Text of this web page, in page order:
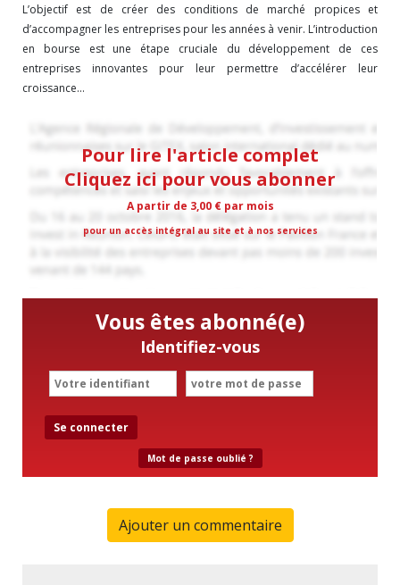
L’objectif est de créer des conditions de marché propices et
d’accompagner les entreprises pour les années à venir. L’introduction
en bourse est une étape cruciale du développement de ces
entreprises innovantes pour leur permettre d’accélérer leur
croissance...
Pour lire l'article complet
Cliquez ici pour vous abonner
A partir de 3,00 € par mois
pour un accès intégral au site et à nos services
Vous êtes abonné(e)
Identifiez-vous
Se connecter
Mot de passe oublié ?
Ajouter un commentaire